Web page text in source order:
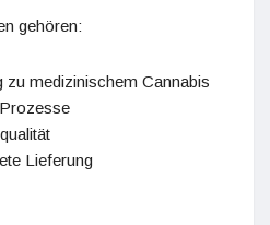
gehören:
zu medizinischem Cannabis
Lieferung